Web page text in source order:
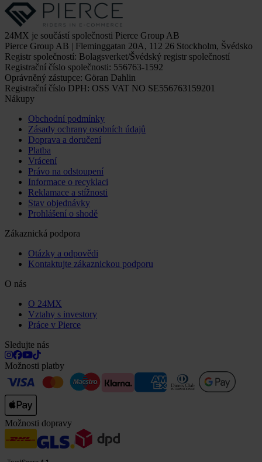
24MX je součástí společnosti Pierce Group AB
Pierce Group AB | Fleminggatan 20A, 112 26 Stockholm, Švédsko
Registr společností: Bolagsverket/Švédský registr společností
Registrační číslo společnosti: 556763-1592
Oprávněný zástupce: Göran Dahlin
Registrační číslo DPH: OSS VAT NO SE556763159201
Nákupy
Obchodní podmínky
Zásady ochrany osobních údajů
Doprava a doručení
Platba
Vrácení
Právo na odstoupení
Informace o recyklaci
Reklamace a stížnosti
Stav objednávky
Prohlášení o shodě
Zákaznická podpora
Otázky a odpovědi
Kontaktujte zákaznickou podporu
O nás
O 24MX
Vztahy s investory
Práce v Pierce
Sledujte nás
Možnosti platby
Možnosti dopravy